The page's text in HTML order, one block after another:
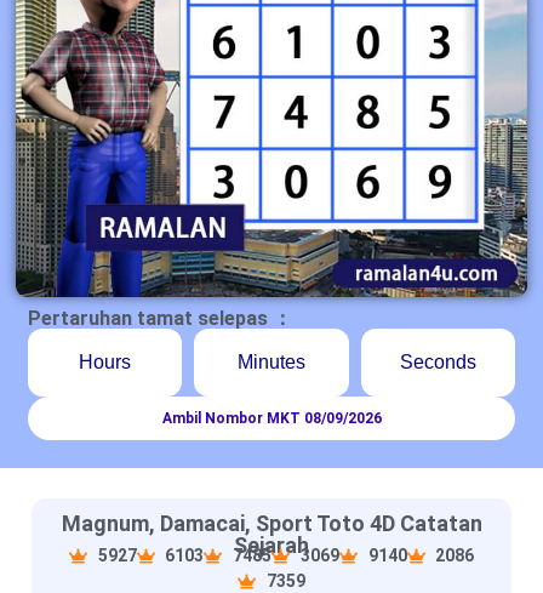
Pertaruhan tamat selepas ：
Hours Minutes Seconds
Ambil Nombor MKT 08/09/2026
Magnum, Damacai, Sport Toto 4D Catatan
Sejarah
5927 6103 7485 3069 9140
2086
7359